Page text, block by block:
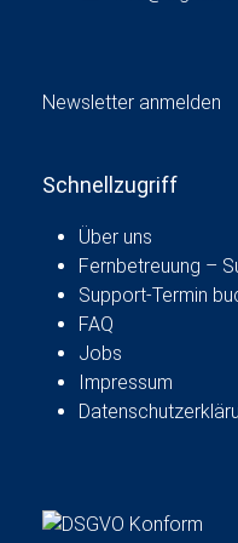
Newsletter anmelden
Schnellzugriff
Über uns
Fernbetreuung –
Support-Termin
FAQ
Jobs
Impressum